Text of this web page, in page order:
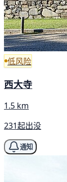
低风险
西大寺
1.5 km
231起出没
通知